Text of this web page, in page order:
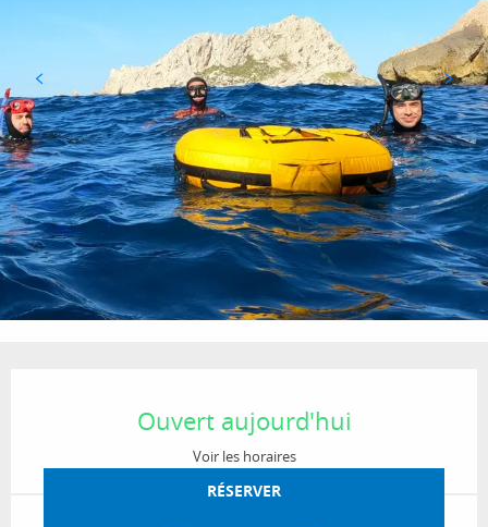
Ouvert aujourd'hui
Voir les horaires
RÉSERVER